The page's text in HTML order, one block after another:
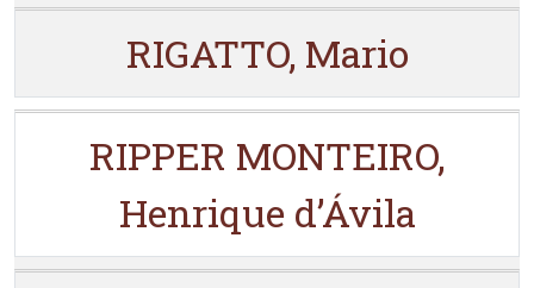
RIGATTO, Mario
RIPPER MONTEIRO,
Henrique d’Ávila